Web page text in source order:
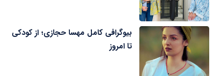
بیوگرافی کامل مهسا حجازی؛ از کودکی
تا امروز